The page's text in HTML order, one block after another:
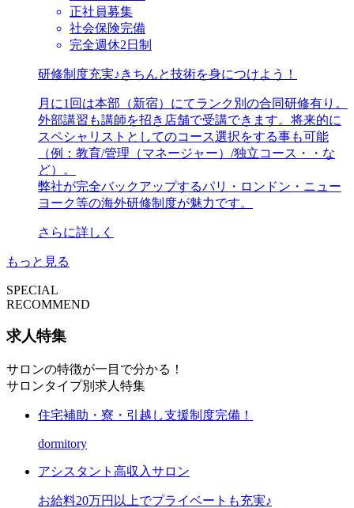
正社員募集
社会保険完備
完全週休2日制
研修制度充実♪きちんと技術を身につけよう！
月に1回は本部（新宿）にてランク別の合同研修有り。
外部講習も講師を招き店舗で受講できます。将来的に
スペシャリストとしてのコース選択をする事も可能
（例：教育/管理（マネージャー）/独立コース・・な
ど）。
弊社が完全バックアップするパリ・ロンドン・ニュー
ヨーク等の海外研修制度が魅力です。
さらに詳しく
もっと見る
SPECIAL
RECOMMEND
求人特集
サロンの特徴が一目で分かる！
サロンタイプ別求人特集
住宅補助・寮・引越し支援制度完備！
dormitory
アシスタント高収入サロン
お給料20万円以上でプライベートも充実♪